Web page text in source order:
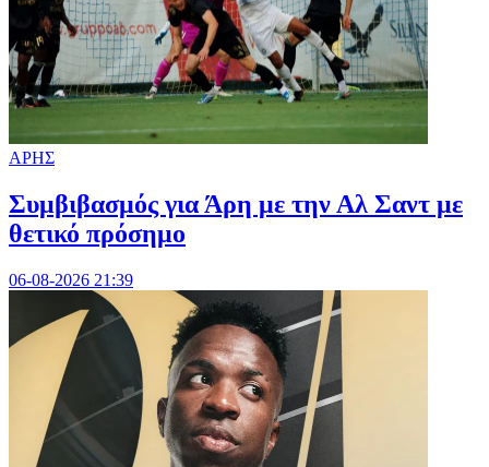
ΑΡΗΣ
Συμβιβασμός για Άρη με την Αλ Σαντ με
θετικό πρόσημο
06-08-2026 21:39